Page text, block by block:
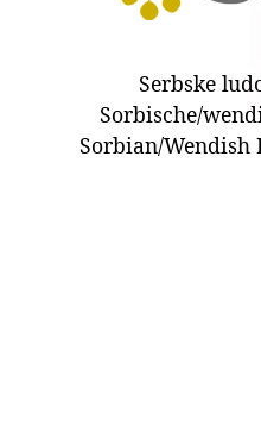
Serbske
Sorbische/
Sorbian/Wendish